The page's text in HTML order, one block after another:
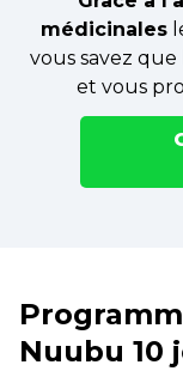
médicinales
vous savez
et vous
Nuubu 10